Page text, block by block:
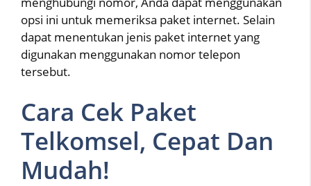
opsi ini untuk memeriksa paket internet. Selain
dapat menentukan jenis paket internet yang
digunakan menggunakan nomor telepon
tersebut.
Cara Cek Paket
Telkomsel, Cepat Dan
Mudah!